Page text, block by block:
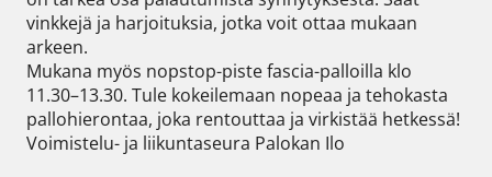
vinkkejä ja harjoituksia, jotka voit ottaa mukaan
arkeen.
Mukana myös nopstop-piste fascia-palloilla klo
11.30–13.30. Tule kokeilemaan nopeaa ja tehokasta
pallohierontaa, joka rentouttaa ja virkistää hetkessä!
Voimistelu- ja liikuntaseura Palokan Ilo